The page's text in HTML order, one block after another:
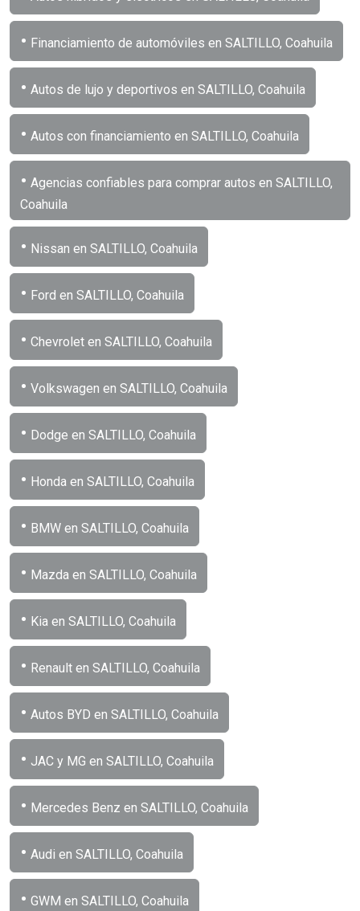
• Financiamiento de automóviles en SALTILLO, Coahuila
• Autos de lujo y deportivos en SALTILLO, Coahuila
• Autos con financiamiento en SALTILLO, Coahuila
• Agencias confiables para comprar autos en SALTILLO,
Coahuila
• Nissan en SALTILLO, Coahuila
• Ford en SALTILLO, Coahuila
• Chevrolet en SALTILLO, Coahuila
• Volkswagen en SALTILLO, Coahuila
• Dodge en SALTILLO, Coahuila
• Honda en SALTILLO, Coahuila
• BMW en SALTILLO, Coahuila
• Mazda en SALTILLO, Coahuila
• Kia en SALTILLO, Coahuila
• Renault en SALTILLO, Coahuila
• Autos BYD en SALTILLO, Coahuila
• JAC y MG en SALTILLO, Coahuila
• Mercedes Benz en SALTILLO, Coahuila
• Audi en SALTILLO, Coahuila
• GWM en SALTILLO, Coahuila